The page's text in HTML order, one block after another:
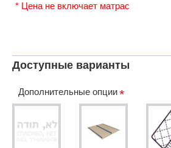
* Цена не включает матрас
Доступные варианты
Дополнительные опции